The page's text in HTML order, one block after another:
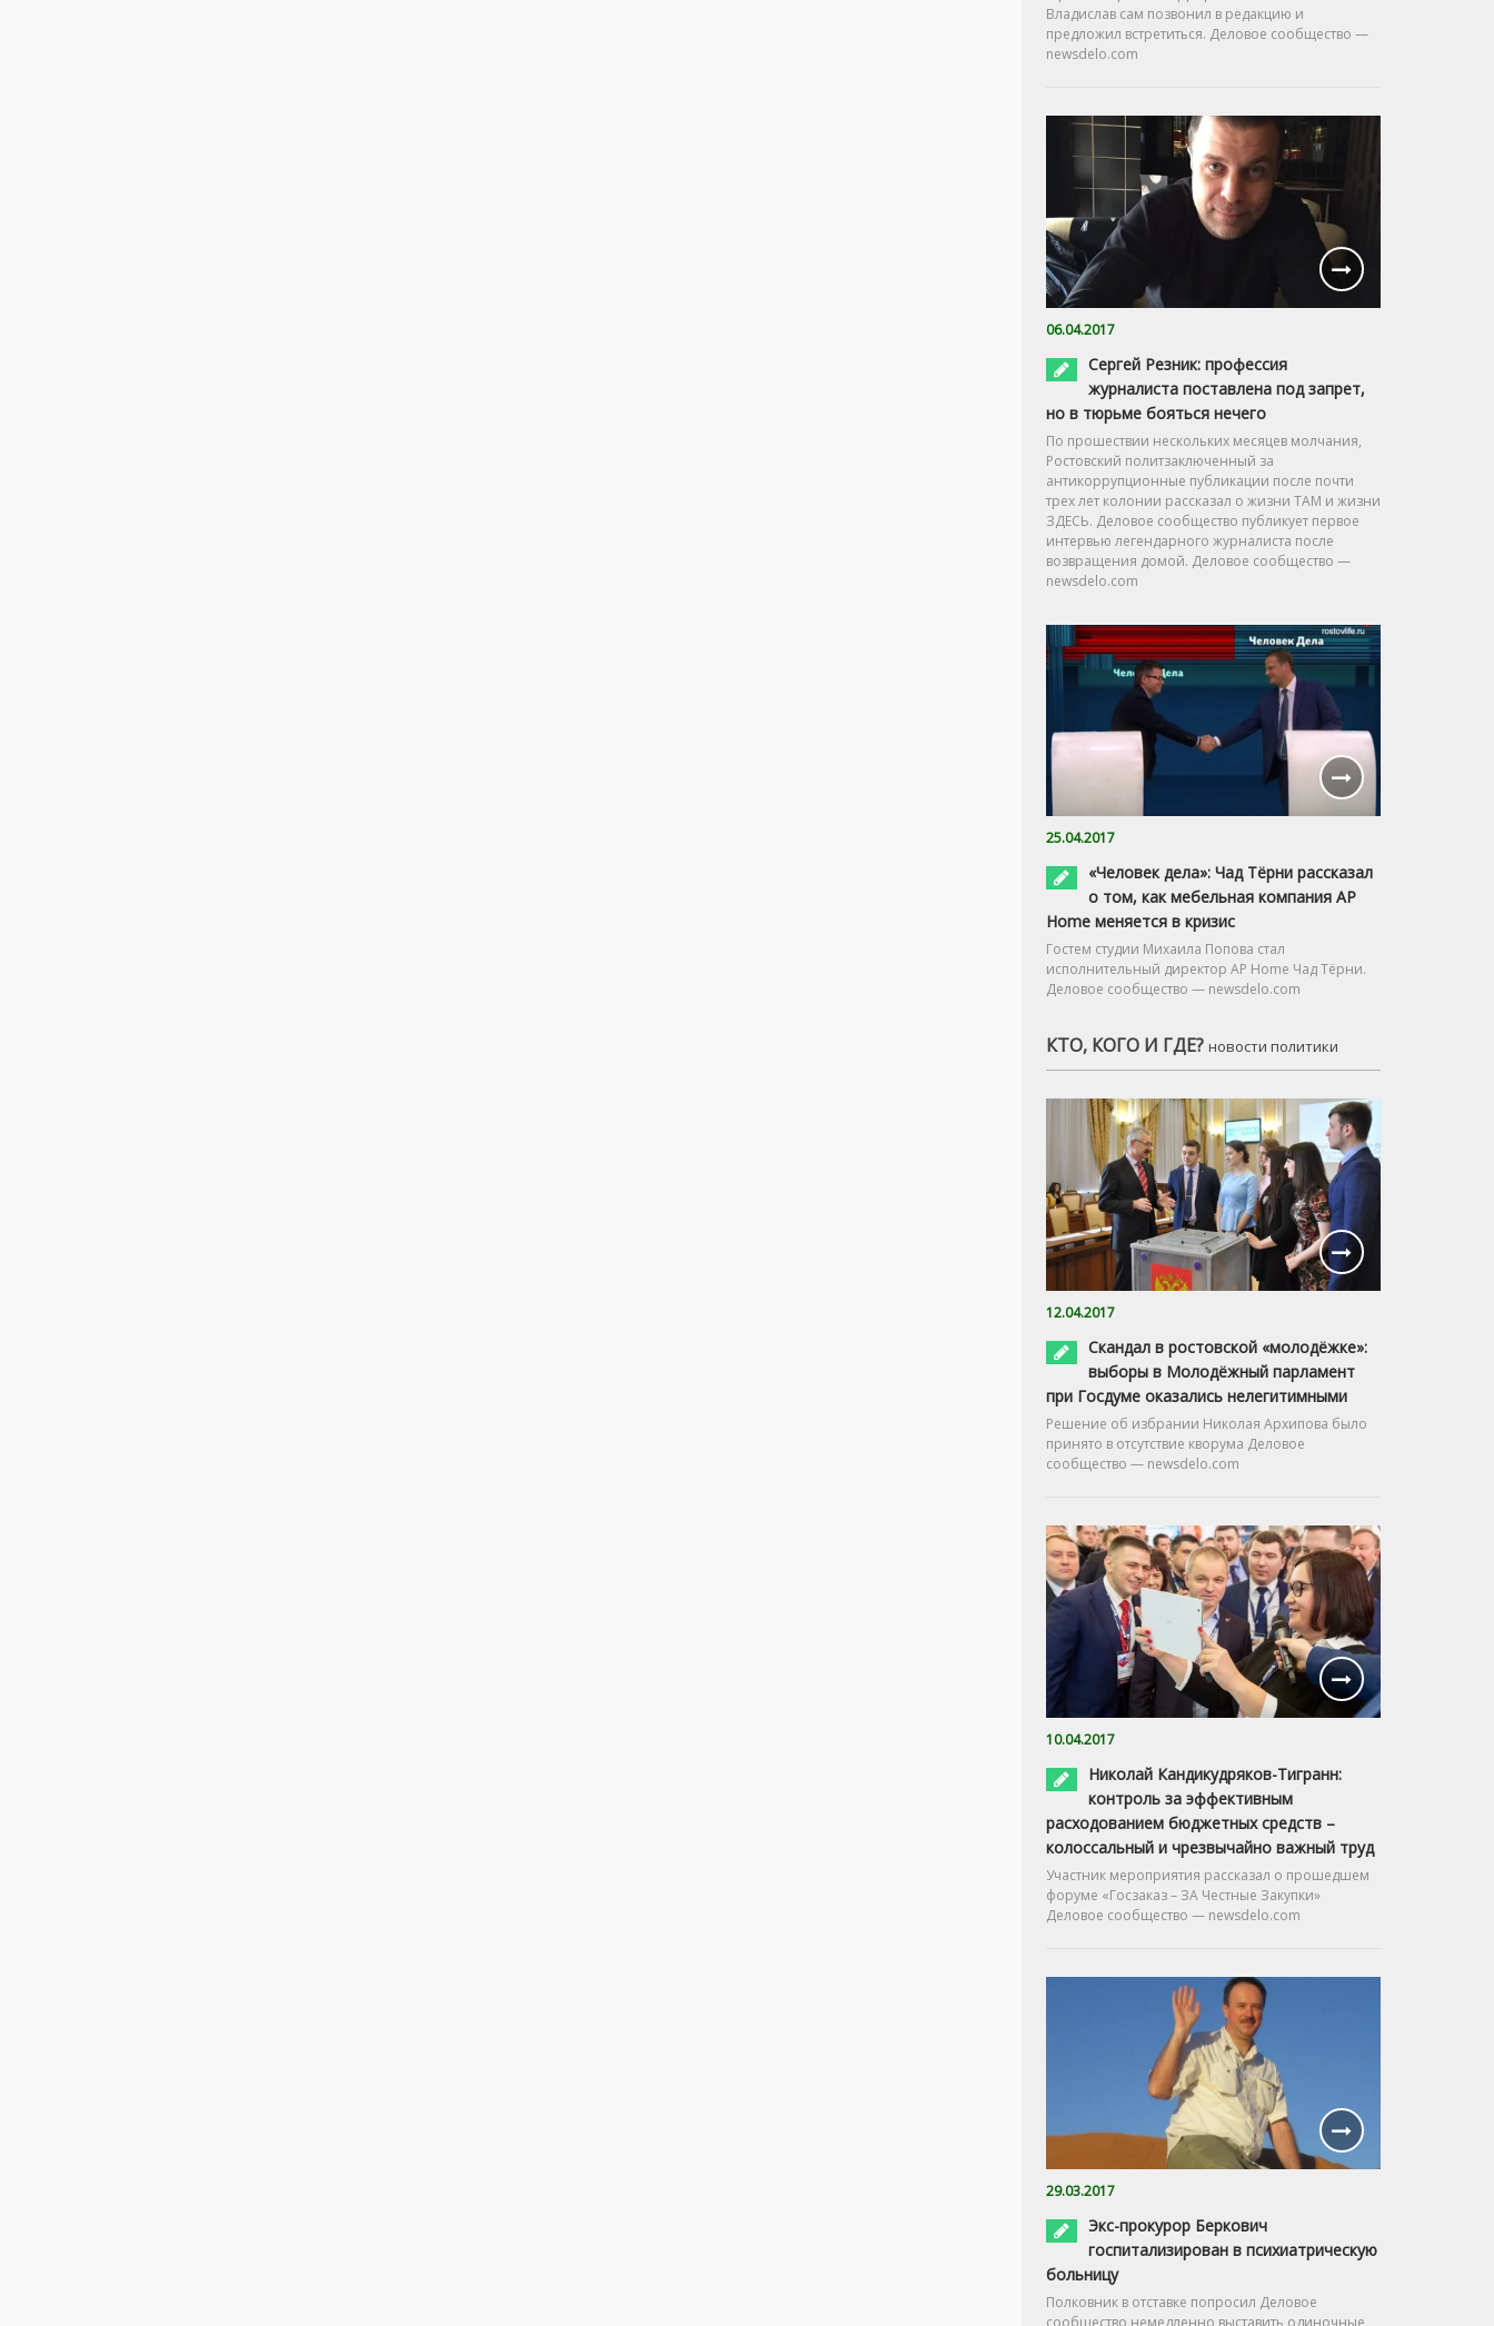
Владислав сам позвонил в редакцию и
предложил встретиться. Деловое сообщество —
newsdelo.com
06.04.2017
Сергей Резник: профессия
журналиста поставлена под запрет,
но в тюрьме бояться нечего
По прошествии нескольких месяцев молчания,
Ростовский политзаключенный за
антикоррупционные публикации после почти
трех лет колонии рассказал о жизни ТАМ и жизни
ЗДЕСЬ. Деловое сообщество публикует первое
интервью легендарного журналиста после
возвращения домой. Деловое сообщество —
newsdelo.com
25.04.2017
«Человек дела»: Чад Тёрни рассказал
о том, как мебельная компания AP
Home меняется в кризис
Гостем студии Михаила Попова стал
исполнительный директор AP Home Чад Тёрни.
Деловое сообщество — newsdelo.com
КТО, КОГО И ГДЕ? новости политики
12.04.2017
Скандал в ростовской «молодёжке»:
выборы в Молодёжный парламент
при Госдуме оказались нелегитимными
Решение об избрании Николая Архипова было
принято в отсутствие кворума Деловое
сообщество — newsdelo.com
10.04.2017
Николай Кандикудряков-Тигранн:
контроль за эффективным
расходованием бюджетных средств –
колоссальный и чрезвычайно важный труд
Участник мероприятия рассказал о прошедшем
форуме «Госзаказ – ЗА Честные Закупки»
Деловое сообщество — newsdelo.com
29.03.2017
Экс-прокурор Беркович
госпитализирован в психиатрическую
больницу
Полковник в отставке попросил Деловое
сообщество немедленно выставить одиночные